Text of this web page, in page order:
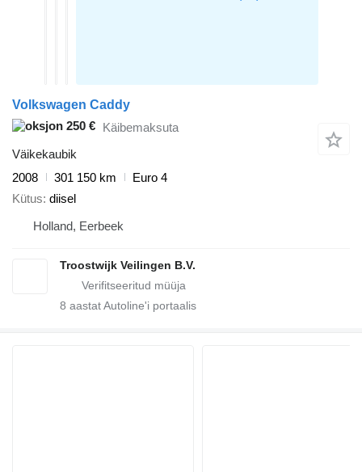
Volkswagen Caddy
250 € Käibemaksuta
Väikekaubik
2008
301 150 km
Euro 4
Kütus diisel
Holland, Eerbeek
Troostwijk Veilingen B.V.
8 aastat Autoline'i portaalis